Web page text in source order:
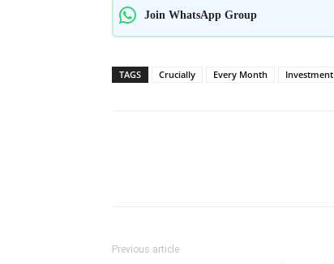
Join WhatsApp Group
TAGS Crucially Every Month Investment
Previous article